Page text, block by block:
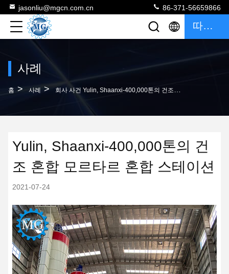
jasonliu@mgcn.com.cn 86-371-56659866
따옴표
사례
홈 > 사례 > 회사 사건 Yulin, Shaanxi-400,000톤의 건조 혼합 모르타르 혼합 스테이션
Yulin, Shaanxi-400,000톤의 건
조 혼합 모르타르 혼합 스테이션
2021-07-24